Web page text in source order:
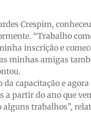
Crespim,
“Trabalho
inscrição e
minhas amigas
capacitação e
a partir do ano que
trabalhos”,